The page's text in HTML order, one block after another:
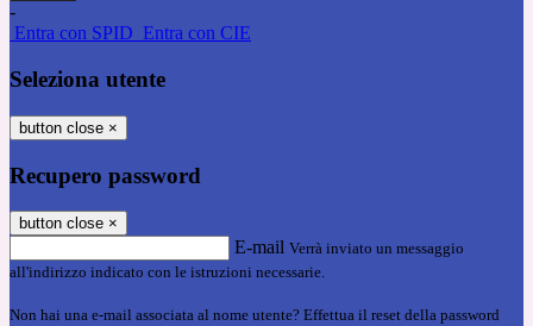
-
Entra con SPID Entra con CIE
Seleziona utente
button close ×
Recupero password
button close ×
E-mail Verrà inviato un messaggio
all'indirizzo indicato con le istruzioni necessarie.
Non hai una e-mail associata al nome utente? Effettua il reset della password